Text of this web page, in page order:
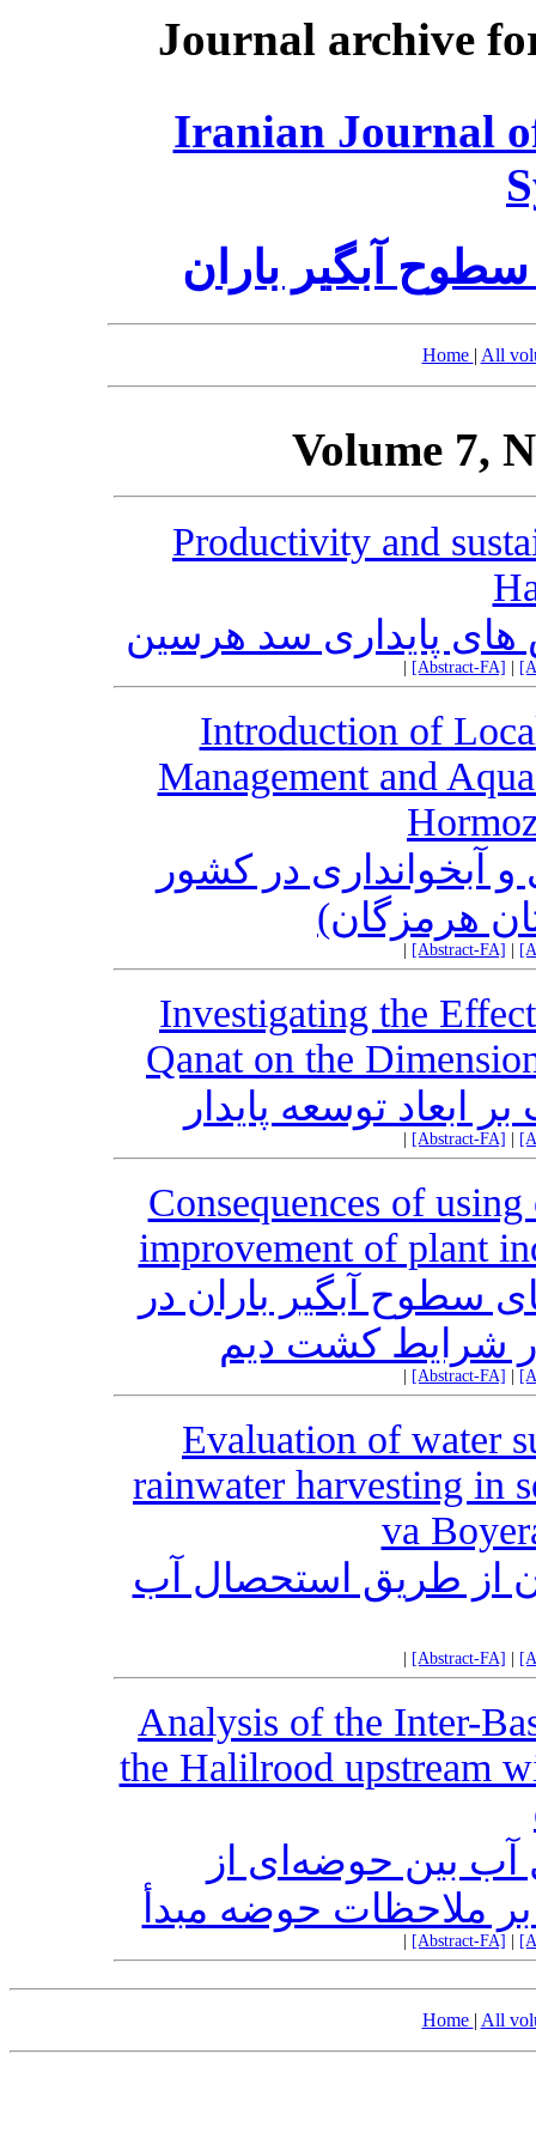
Journal archive
Iranian Journal
آبگیر باران
Home | All
Volume 7,
Productivity and
پایداری سد هرسین
[Abstract-FA]
Introduction of
Management and
آبخوانداری در کشور
هرمزگان)
[Abstract-FA]
Investigating the
Qanat on the
ابعاد توسعه پایدار
[Abstract-FA]
Consequences of
improvement of plant
سطوح آبگیر باران در
شرایط کشت دیم
[Abstract-FA]
Evaluation of water
rainwater harvesting in
va
از طریق استحصال آب
[Abstract-FA]
Analysis of the Inter-
the Halilrood upstream
آب بین حوضه‌ای از
ملاحظات حوضه مبدأ
[Abstract-FA]
Home | All